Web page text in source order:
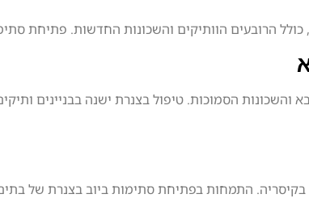
הרובעים הוותיקים והשכונות החדשות. פתיחת
והשכונות הסמוכות. טיפול בצנרת ישנה בבניינים
בקיסריה. התמחות בפתיחת סתימות ביוב בצנרת של